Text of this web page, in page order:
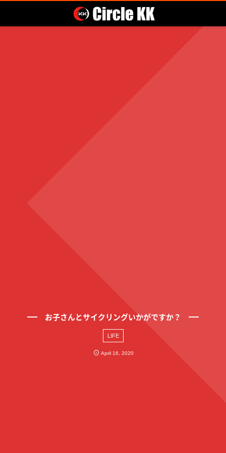
お子さんとサイクリングいかがですか？
LIFE
April 16, 2020